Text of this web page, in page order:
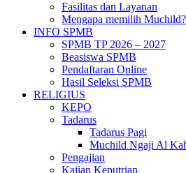
Fasilitas dan Layanan
Mengapa memilih Muchild?
INFO SPMB
SPMB TP 2026 – 2027
Beasiswa SPMB
Pendaftaran Online
Hasil Seleksi SPMB
RELIGIUS
KEPO
Tadarus
Tadarus Pagi
Muchild Ngaji Al
Pengajian
Kajian Keputrian